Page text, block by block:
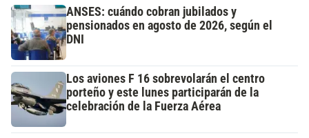
ANSES: cuándo cobran jubilados y
pensionados en agosto de 2026, según el
DNI
Los aviones F 16 sobrevolarán el centro
porteño y este lunes participarán de la
celebración de la Fuerza Aérea